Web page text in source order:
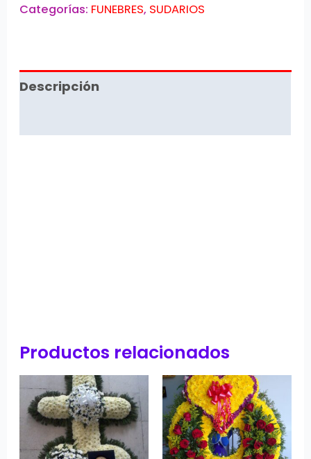
Categorías: FUNEBRES, SUDARIOS
Descripción
Productos relacionados